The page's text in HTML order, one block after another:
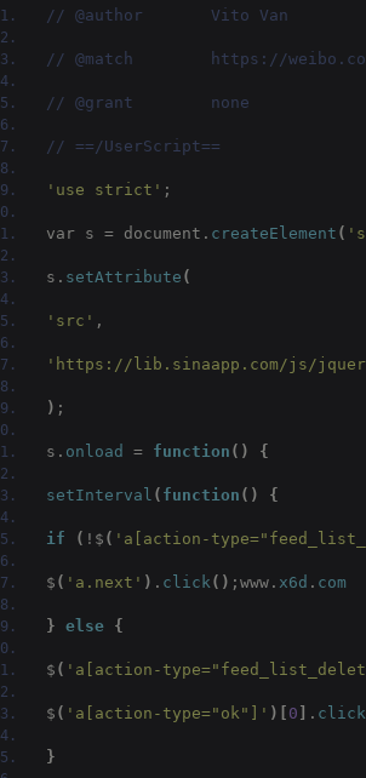
// @author       Vito Van
// @match        https://
// @grant        none
// ==/UserScript==
'use strict' ;
var s = document. createElement (
s. setAttribute (
'src' ,
'https://lib.sinaapp.com/js/
) ;
s. onload = function () {
setInterval ( function () {
if ( !$ ( 'a[action-
$ ( 'a.next' ) . click() ;www. x6d . com
} else {
$ ( 'a[action-
$ ( 'a[action-type="ok"]' )[ 0 . click
}